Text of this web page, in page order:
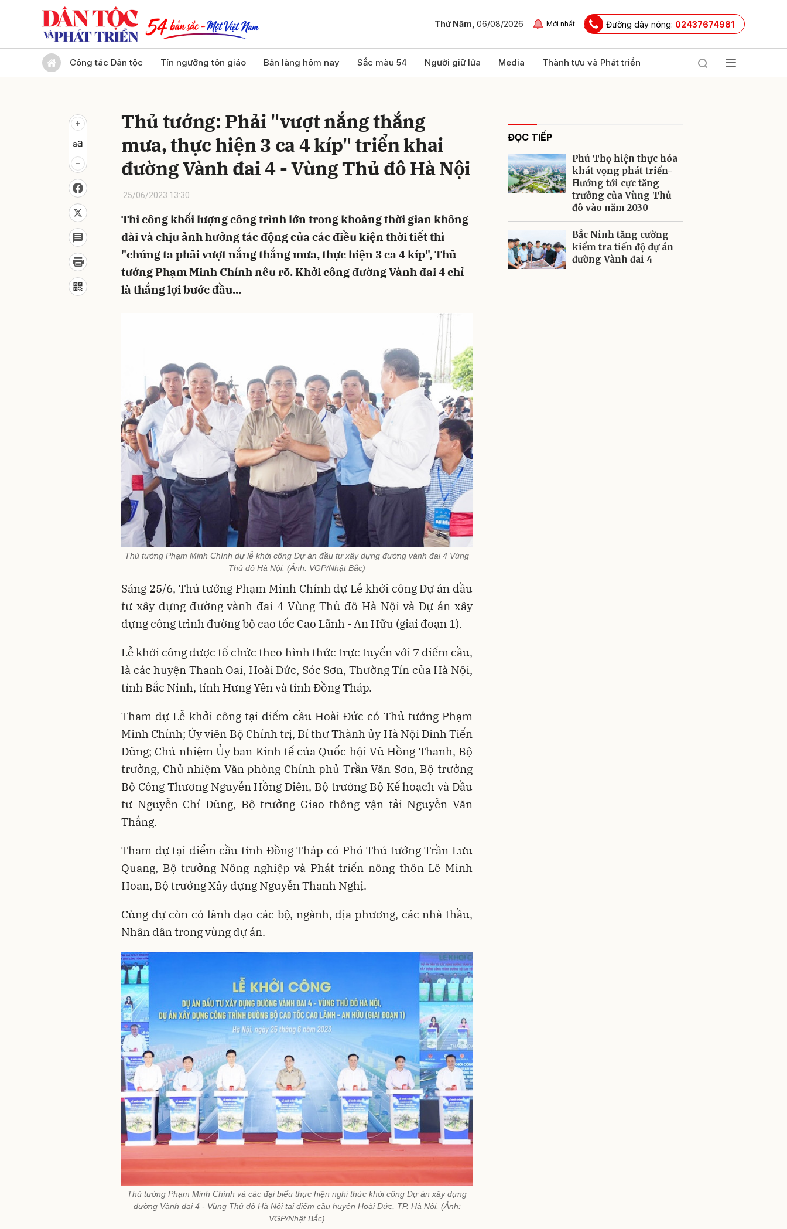
Thứ Năm, 06/08/2026 Mới nhất Đường dây nóng: 02437674981
Công tác Dân tộc Tín ngưỡng tôn giáo Bản làng hôm nay Sắc màu 54 Người giữ lửa Media Thành tựu và Phát triển
Thủ tướng: Phải "vượt nắng thắng
mưa, thực hiện 3 ca 4 kíp" triển khai
đường Vành đai 4 - Vùng Thủ đô Hà Nội
25/06/2023 13:30
Thi công khối lượng công trình lớn trong khoảng thời gian không
dài và chịu ảnh hưởng tác động của các điều kiện thời tiết thì
"chúng ta phải vượt nắng thắng mưa, thực hiện 3 ca 4 kíp", Thủ
tướng Phạm Minh Chính nêu rõ. Khởi công đường Vành đai 4 chỉ
là thắng lợi bước đầu...
Thủ tướng Phạm Minh Chính dự lễ khởi công Dự án đầu tư xây dựng đường vành đai 4 Vùng
Thủ đô Hà Nội. (Ảnh: VGP/Nhật Bắc)
Sáng 25/6, Thủ tướng Phạm Minh Chính dự Lễ khởi công Dự án đầu
tư xây dựng đường vành đai 4 Vùng Thủ đô Hà Nội và Dự án xây
dựng công trình đường bộ cao tốc Cao Lãnh - An Hữu (giai đoạn 1).
Lễ khởi công được tổ chức theo hình thức trực tuyến với 7 điểm cầu,
là các huyện Thanh Oai, Hoài Đức, Sóc Sơn, Thường Tín của Hà Nội,
tỉnh Bắc Ninh, tỉnh Hưng Yên và tỉnh Đồng Tháp.
Tham dự Lễ khởi công tại điểm cầu Hoài Đức có Thủ tướng Phạm
Minh Chính; Ủy viên Bộ Chính trị, Bí thư Thành ủy Hà Nội Đinh Tiến
Dũng; Chủ nhiệm Ủy ban Kinh tế của Quốc hội Vũ Hồng Thanh, Bộ
trưởng, Chủ nhiệm Văn phòng Chính phủ Trần Văn Sơn, Bộ trưởng
Bộ Công Thương Nguyễn Hồng Diên, Bộ trưởng Bộ Kế hoạch và Đầu
tư Nguyễn Chí Dũng, Bộ trưởng Giao thông vận tải Nguyễn Văn
Thắng.
Tham dự tại điểm cầu tỉnh Đồng Tháp có Phó Thủ tướng Trần Lưu
Quang, Bộ trưởng Nông nghiệp và Phát triển nông thôn Lê Minh
Hoan, Bộ trưởng Xây dựng Nguyễn Thanh Nghị.
Cùng dự còn có lãnh đạo các bộ, ngành, địa phương, các nhà thầu,
Nhân dân trong vùng dự án.
Thủ tướng Phạm Minh Chính và các đại biểu thực hiện nghi thức khởi công Dự án xây dựng
đường Vành đai 4 - Vùng Thủ đô Hà Nội tại điểm cầu huyện Hoài Đức, TP. Hà Nội. (Ảnh:
VGP/Nhật Bắc)
ĐỌC TIẾP
Phú Thọ hiện thực hóa
khát vọng phát triển-
Hướng tới cực tăng
trưởng của Vùng Thủ
đô vào năm 2030
Bắc Ninh tăng cường
kiểm tra tiến độ dự án
đường Vành đai 4
Gửi bình luận
Gửi